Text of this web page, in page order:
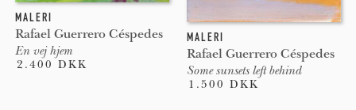
MALERI
Rafael Guerrero Céspedes
Some sunsets left behind
1.500 DKK
MALERI
Rafael Guerrero Céspedes
En vej hjem
2.400 DKK